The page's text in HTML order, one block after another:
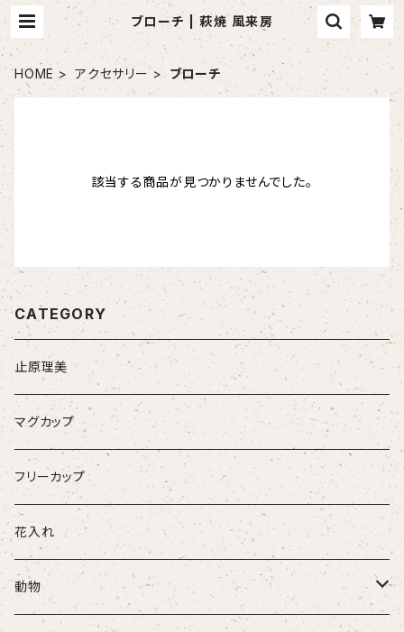
ブローチ | 萩焼 風来房
HOME アクセサリー ブローチ
該当する商品が見つかりませんでした。
CATEGORY
止原理美
マグカップ
フリーカップ
花入れ
動物